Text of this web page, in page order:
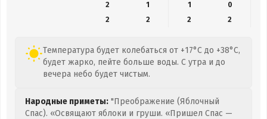
2
1 1
0
2
2 2 2
Температура будет колебаться от +17°C до +38°C,
будет жарко, пейте больше воды. С утра и до
вечера небо будет чистым.
Народные приметы: "Преображение (Яблочный
Спас). «Освящают яблоки и груши. «Пришел Спас —